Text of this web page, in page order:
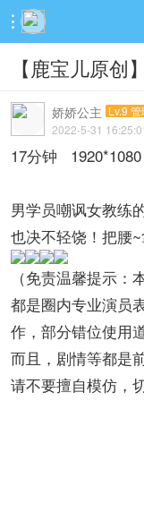

【鹿宝儿原创
娇娇公主 Lv.9
2022-5-31
17分钟
男学员嘲讽女教练
也决不轻饶！把腰~
（免责温馨提示
都是圈内专业演员
作，部分错位使用
而且，剧情等都是
请不要擅自模仿，